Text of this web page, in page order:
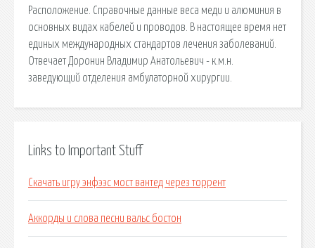
Расположение. Справочные данные веса меди и алюминия в
основных видах кабелей и проводов. В настоящее время нет
единых международных стандартов лечения заболеваний.
Отвечает Доронин Владимир Анатольевич - к.м.н.
заведующий отделения амбулаторной хирургии.
Links to Important Stuff
Скачать игру энфээс мост вантед через торрент
Аккорды и слова песни вальс бостон